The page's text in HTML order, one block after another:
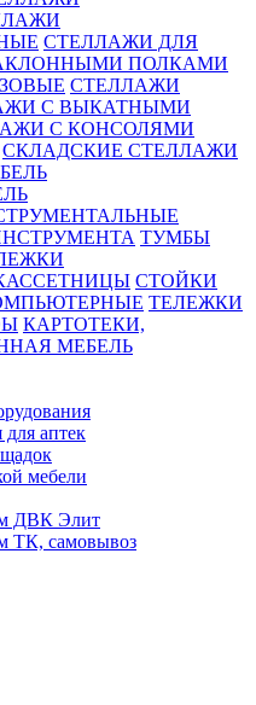
СТЕЛЛАЖИ ДЛЯ
ПОЛКАМИ
СТЕЛЛАЖИ
С ВЫКАТНЫМИ
С КОНСОЛЯМИ
СКЛАДСКИЕ СТЕЛЛАЖИ
ТУМБЫ
СТОЙКИ
ТЕЛЕЖКИ
КАРТОТЕКИ,
МЕБЕЛЬ
аптек
мебели
ДВК Элит
ТК, самовывоз